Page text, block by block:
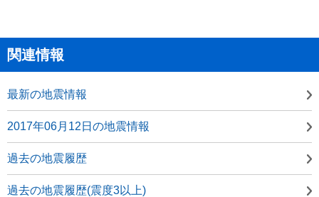
関連情報
最新の地震情報
2017年06月12日の地震情報
過去の地震履歴
過去の地震履歴(震度3以上)